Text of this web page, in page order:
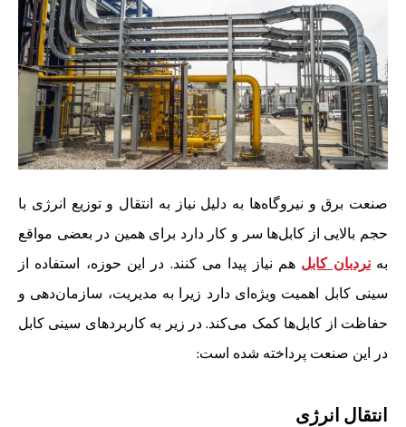
صنعت برق و نیروگاه‌ها به دلیل نیاز به انتقال و توزیع انرژی با
حجم بالایی از کابل‌ها سر و کار دارد برای همین در بعضی مواقع
بهنردبان کابل هم نیاز پیدا می کنند. در این حوزه، استفاده از
سینی کابل اهمیت ویژه‌ای دارد زیرا به مدیریت، سازمان‌دهی و
حفاظت از کابل‌ها کمک می‌کند. در زیر به کاربردهای سینی کابل
در این صنعت پرداخته شده است:
انتقال انرژی